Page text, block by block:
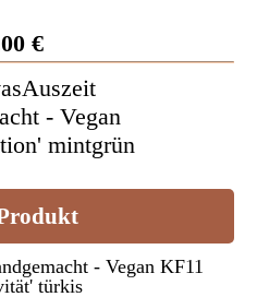
€
- Vegan
mintgrün